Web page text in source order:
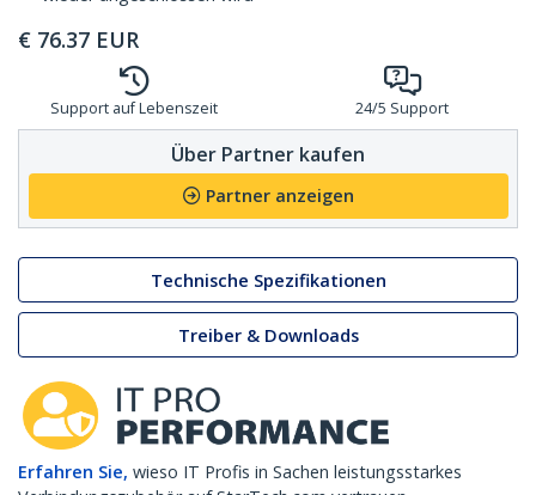
€ 76.37 EUR
Support auf Lebenszeit 24/5 Support
Über Partner kaufen
Partner anzeigen
Technische Spezifikationen
Treiber & Downloads
Erfahren Sie, wieso IT Profis in Sachen leistungsstarkes